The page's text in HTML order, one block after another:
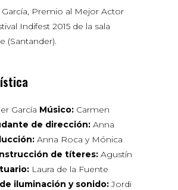
García, Premio al Mejor Actor
Indifest 2015 de la sala
(Santander).
García Músico: Carmen
de dirección: Anna
Anna Roca y Mónica
de títeres: Agustín
Laura de la Fuente
iluminación y sonido:Jordi